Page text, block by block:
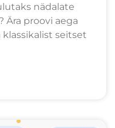
nädalate
Ära proovi aega
klassikalist seitset